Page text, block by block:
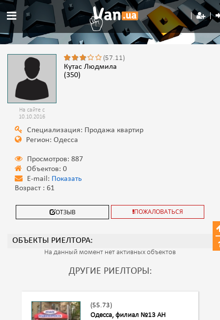
На сайте с
10.10.2016
(57.11)
Кутас Людмила
(350)
Специализация: Продажа квартир
Регион: Одесса
Просмотров: 887
Объектов: 0
E-mail: Показать
Возраст : 61
ОТЗЫВ ПОЖАЛОВАТЬСЯ
ОБЪЕКТЫ РИЕЛТОРА:
На данный момент нет активных объектов
ДРУГИЕ РИЕЛТОРЫ:
(55.73)
Одесса, филиал №13 АН